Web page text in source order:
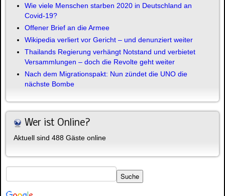
Wie viele Menschen starben 2020 in Deutschland an
Covid-19?
Offener Brief an die Armee
Wikipedia verliert vor Gericht – und denunziert weiter
Thailands Regierung verhängt Notstand und verbietet
Versammlungen – doch die Revolte geht weiter
Nach dem Migrationspakt: Nun zündet die UNO die
nächste Bombe
Wer ist Online?
Aktuell sind 488 Gäste online